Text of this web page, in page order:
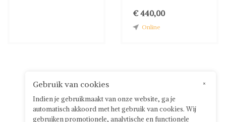
€ 440,00
Online
×
Gebruik van cookies
Indien je gebruikmaakt van onze website, ga je
automatisch akkoord met het gebruik van cookies. Wij
gebruiken promotionele, analytische en functionele